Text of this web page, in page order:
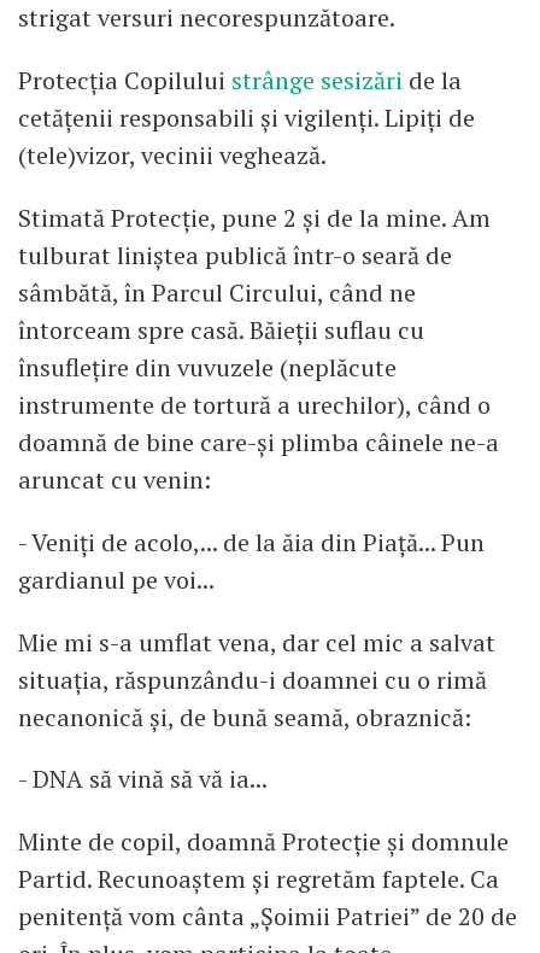
strigat versuri necorespunzătoare.
Protecția Copilului strânge sesizări de la
cetățenii responsabili și vigilenți. Lipiți de
(tele)vizor, vecinii veghează.
Stimată Protecție, pune 2 și de la mine. Am
tulburat liniștea publică într-o seară de
sâmbătă, în Parcul Circului, când ne
întorceam spre casă. Băieții suflau cu
însuflețire din vuvuzele (neplăcute
instrumente de tortură a urechilor), când o
doamnă de bine care-și plimba câinele ne-a
aruncat cu venin:
- Veniți de acolo,... de la ăia din Piață... Pun
gardianul pe voi...
Mie mi s-a umflat vena, dar cel mic a salvat
situația, răspunzându-i doamnei cu o rimă
necanonică și, de bună seamă, obraznică:
- DNA să vină să vă ia...
Minte de copil, doamnă Protecție și domnule
Partid. Recunoaștem și regretăm faptele. Ca
penitență vom cânta „Șoimii Patriei” de 20 de